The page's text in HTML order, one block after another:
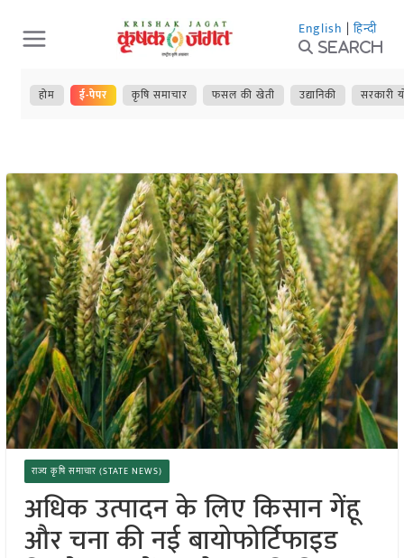
Skip
to
content
English | हिन्दी
Search
होम ई-पेपर कृषि समाचार फसल की खेती उद्यानिकी सरकारी
राज्य कृषि समाचार (STATE NEWS)
अधिक उत्पादन के लिए किसान गेंहू
और चना की नई बायोफोर्टिफाइड